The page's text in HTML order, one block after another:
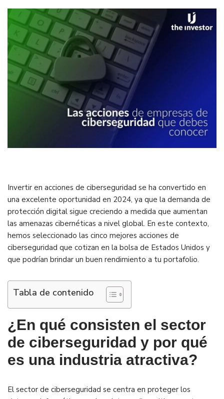
Invertir en acciones de ciberseguridad se ha convertido en
una excelente oportunidad en 2024, ya que la demanda de
protección digital sigue creciendo a medida que aumentan
las amenazas cibernéticas a nivel global. En este contexto,
hemos seleccionado las cinco mejores acciones de
ciberseguridad que cotizan en la bolsa de Estados Unidos y
que podrían brindar un buen rendimiento a tu portafolio.
Tabla de contenido
¿En qué consisten el sector
de ciberseguridad y por qué
es una industria atractiva?
El sector de ciberseguridad se centra en proteger los